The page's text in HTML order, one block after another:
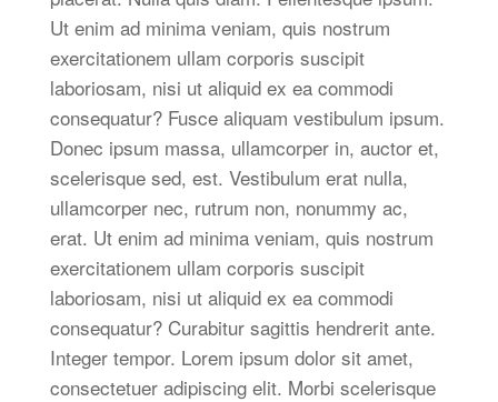
Ut enim ad minima veniam, quis nostrum
exercitationem ullam corporis suscipit
laboriosam, nisi ut aliquid ex ea commodi
consequatur? Fusce aliquam vestibulum ipsum.
Donec ipsum massa, ullamcorper in, auctor et,
scelerisque sed, est. Vestibulum erat nulla,
ullamcorper nec, rutrum non, nonummy ac,
erat. Ut enim ad minima veniam, quis nostrum
exercitationem ullam corporis suscipit
laboriosam, nisi ut aliquid ex ea commodi
consequatur? Curabitur sagittis hendrerit ante.
Integer tempor. Lorem ipsum dolor sit amet,
consectetuer adipiscing elit. Morbi scelerisque